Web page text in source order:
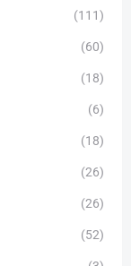
(111)
(60)
(18)
(6)
(18)
(26)
(26)
(52)